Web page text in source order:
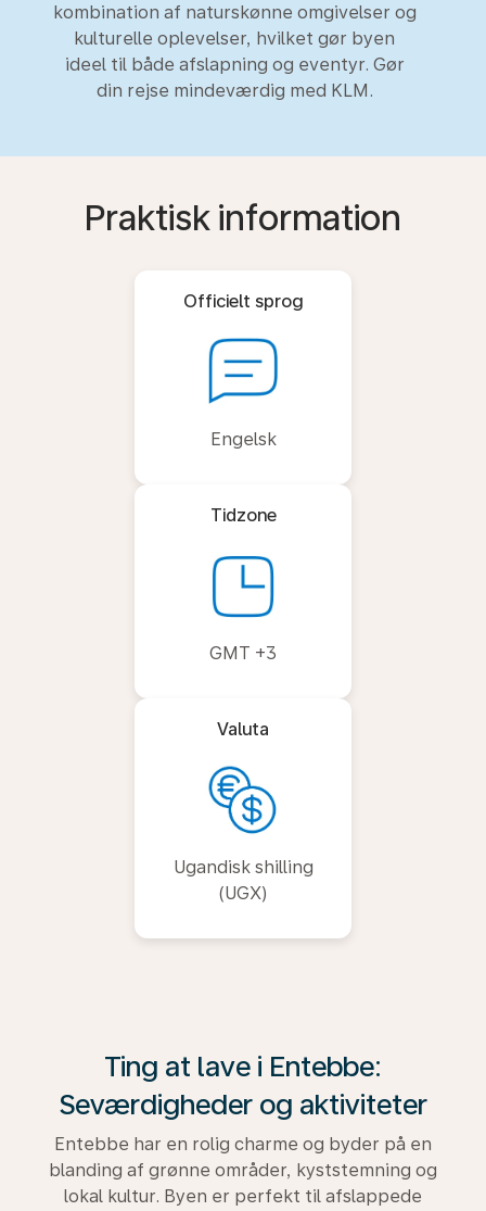
kombination af naturskønne omgivelser og
kulturelle oplevelser, hvilket gør byen
ideel til både afslapning og eventyr. Gør
din rejse mindeværdig med KLM.
Praktisk information
Officielt sprog
Engelsk
Tidzone
GMT +3
Valuta
Ugandisk shilling
(UGX)
Ting at lave i Entebbe:
Seværdigheder og aktiviteter
Entebbe har en rolig charme og byder på en
blanding af grønne områder, kyststemning og
lokal kultur. Byen er perfekt til afslappede